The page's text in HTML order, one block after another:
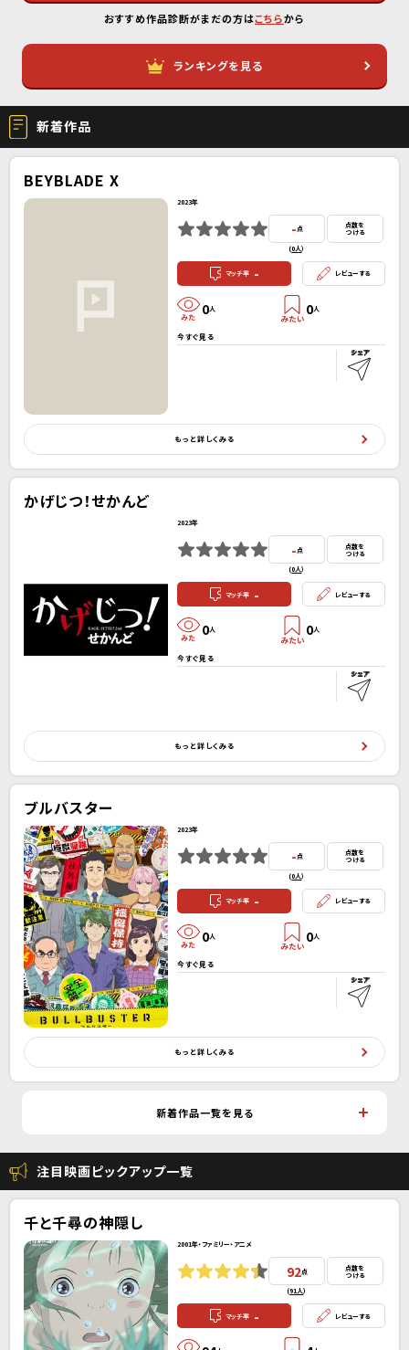
おすすめ作品診断がまだの方はこちらから
ランキングを見る
新着作品
BEYBLADE X
2023年
-点
(0人）
点数を
つける
マッチ率 - レビューする
0人 0人
今すぐ見る
もっと詳しくみる
かげじつ！せかんど
2023年
- 点
(0人）
点数を
つける
マッチ率 - レビューする
0人 0人
今すぐ見る
もっと詳しくみる
ブルバスター
2023年
-点
(0人）
点数を
つける
マッチ率 - レビューする
0人 0人
今すぐ見る
もっと詳しくみる
新着作品一覧を見る
注目映画ピックアップ一覧
千と千尋の神隠し
2001年・ファミリー・アニメ
92点
(91人）
点数を
つける
マッチ率 - レビューする